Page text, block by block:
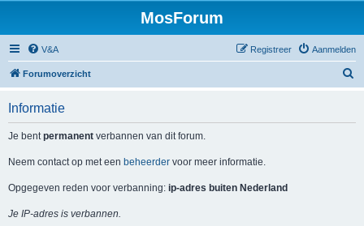
MosForum
V&A Aanmelden
Registreer
Forumoverzicht
Informatie
Je bentpermanent verbannen van dit forum.
Neem contact op met een beheerder voor meer informatie.
Opgegeven reden voor verbanning: ip-adres buiten Nederland
Je IP-adres is verbannen.